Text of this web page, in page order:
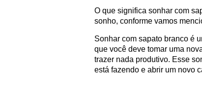
O que significa sonhar com
sonho, conforme vamos
Sonhar com sapato branco é
que você deve tomar uma
trazer nada produtivo. Esse
está fazendo e abrir um novo